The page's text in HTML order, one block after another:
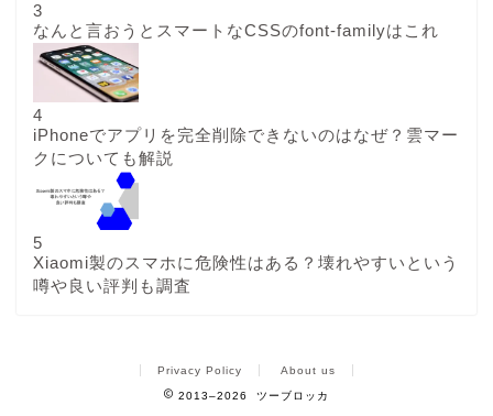
3
なんと言おうとスマートなCSSのfont-familyはこれ
4
iPhoneでアプリを完全削除できないのはなぜ？雲マー
クについても解説
5
Xiaomi製のスマホに危険性はある？壊れやすいという
噂や良い評判も調査
Privacy Policy About us
2013–2026 ツーブロッカ